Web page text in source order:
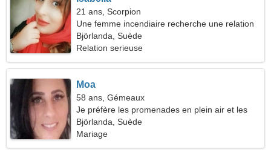
21 ans, Scorpion
Une femme incendiaire recherche une relation
amoureuse
Björlanda, Suède
Relation serieuse
Moa
58 ans, Gémeaux
Je préfère les promenades en plein air et les
concerts
Björlanda, Suède
Mariage